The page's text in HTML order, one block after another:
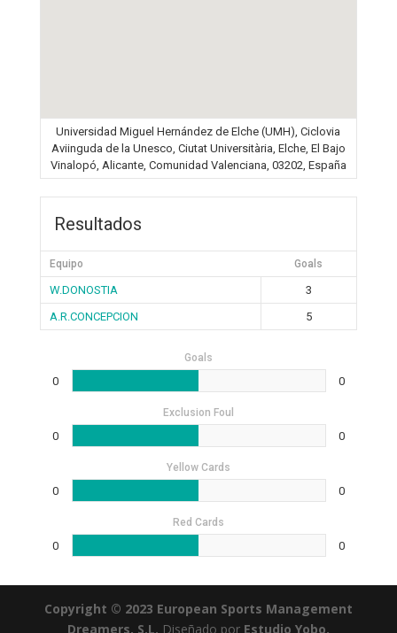
Universidad Miguel Hernández de Elche (UMH), Ciclovia
Aviinguda de la Unesco, Ciutat Universitària, Elche, El Bajo
Vinalopó, Alicante, Comunidad Valenciana, 03202, España
Resultados
Equipo Goals
W.DONOSTIA
3
A.R.CONCEPCION
5
Goals
0 0
Exclusion Foul
0 0
Yellow Cards
0 0
Red Cards
0 0
Copyright © 2023 European Sports Management
Dreamers, S.L. Diseñado por Estudio Yobo.